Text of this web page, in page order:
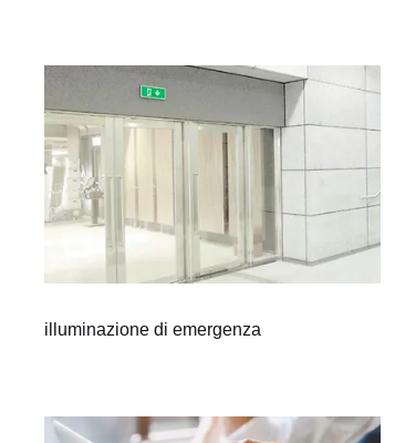
illuminazione di emergenza